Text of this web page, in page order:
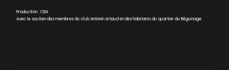
Production : CBA
Avec le soutien des membres du club Antonin Artaud et des habitants du quartier du Béguinage